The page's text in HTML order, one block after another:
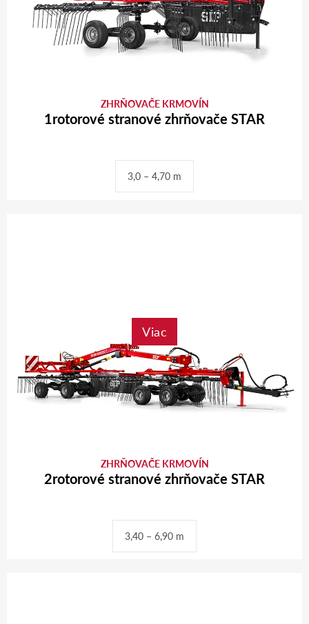
ZHRŇOVAČE KRMOVÍN
1rotorové stranové zhrňovače STAR
3,0 – 4,70 m
Viac
ZHRŇOVAČE KRMOVÍN
2rotorové stranové zhrňovače STAR
3,40 – 6,90 m